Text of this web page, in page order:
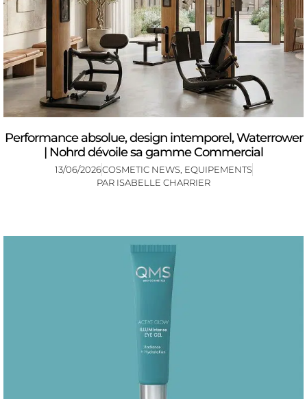
Performance absolue, design intemporel, Waterrower
| Nohrd dévoile sa gamme Commercial
13/06/2026COSMETIC NEWS, EQUIPEMENTS
PAR ISABELLE CHARRIER